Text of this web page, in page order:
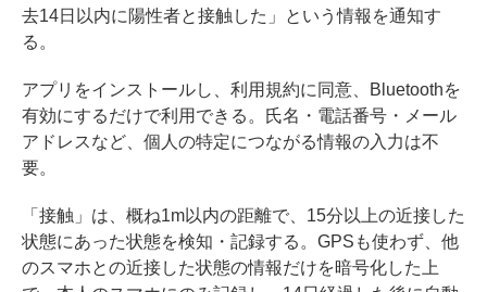
去14日以内に陽性者と接触した」という情報を通知す
る。
アプリをインストールし、利用規約に同意、Bluetoothを
有効にするだけで利用できる。氏名・電話番号・メール
アドレスなど、個人の特定につながる情報の入力は不
要。
「接触」は、概ね1m以内の距離で、15分以上の近接した
状態にあった状態を検知・記録する。GPSも使わず、他
のスマホとの近接した状態の情報だけを暗号化した上